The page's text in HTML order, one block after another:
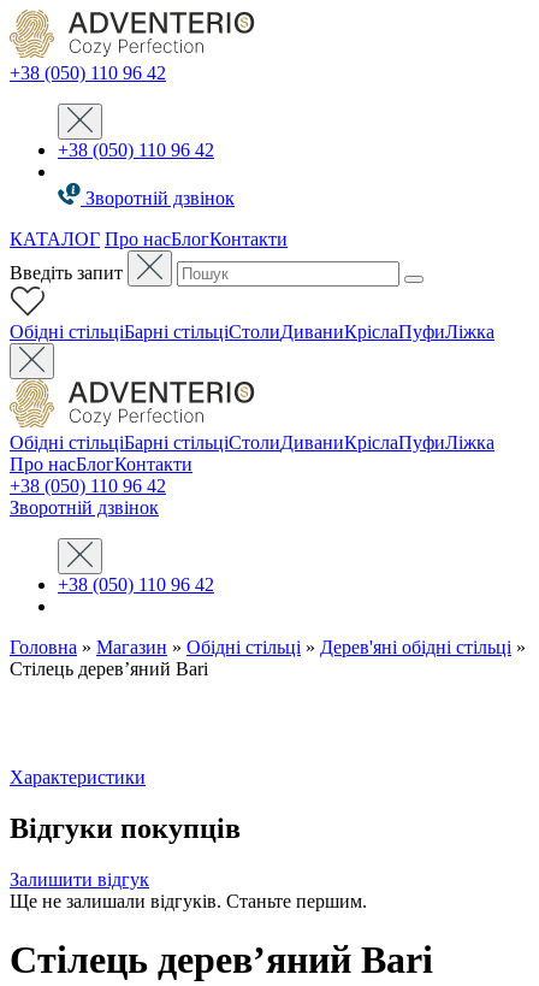
+38 (050) 110 96 42
+38 (050) 110 96 42
Зворотній дзвінок
КАТАЛОГ Про насБлогКонтакти
Введіть запит
Oбідні стільціБарні стільціСтолиДиваниКріслаПуфиЛіжка
Oбідні стільціБарні стільціСтолиДиваниКріслаПуфиЛіжка
Про насБлогКонтакти
+38 (050) 110 96 42
Зворотній дзвінок
+38 (050) 110 96 42
Головна » Магазин » Обідні стільці » Дерев'яні обідні стільці »
Стілець дерев’яний Bari
Характеристики
Відгуки покупців
Залишити відгук
Ще не залишали відгуків. Станьте першим.
Стілець дерев’яний Bari